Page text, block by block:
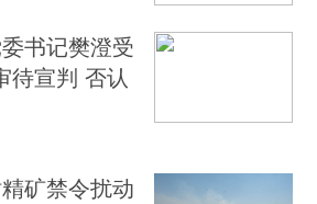
书记樊澄受
待宣判 否认
矿禁令扰动